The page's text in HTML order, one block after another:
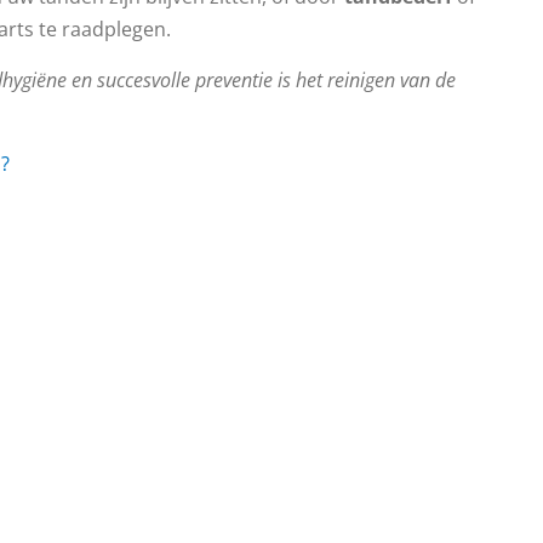
te raadplegen.
en succesvolle preventie is het reinigen van de